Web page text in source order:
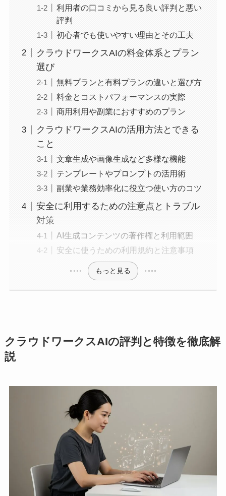
利用者の口コミから見る良い評判と悪い
評判
初心者でも使いやすい理由とその工夫
クラウドワークスAIの料金体系とプラン
選び
無料プランと有料プランの違いと選び方
料金とコストパフォーマンスの実際
商用利用や副業におすすめのプラン
クラウドワークスAIの活用方法とできる
こと
文章生成や画像生成など多様な機能
テンプレートやプロンプトの活用術
副業や業務効率化に役立つ使い方のコツ
安全に利用するための注意点とトラブル
対策
AI生成コンテンツの著作権と利用範囲
安全に使うための利用規約と注意事項
もっと見る
クラウドワークスAIの評判と特徴を徹底解
説